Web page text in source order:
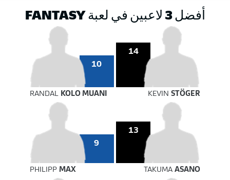
أفضل 3 لاعبين في لعبة FANTASY
14
10
RANDAL KOLO MUANI KEVINSTÖGER
13
9
PHILIPP MAX TAKUMAASANO